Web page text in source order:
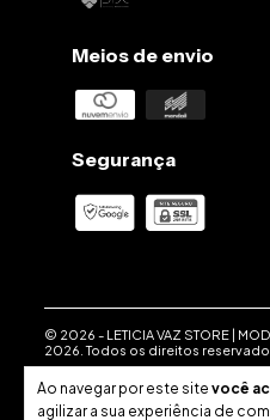
Ao navegar por este site você
agilizar a sua experiência de
Meios de envio
Segurança
© 2026 - LETICIA VAZ STORE |
2026. Todos os direitos
Desenvolvido em parceria com a
Privacidade.